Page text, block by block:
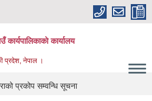
कार्यपालिकाकाे कार्यालय
प्रदेश, नेपाल ।
प्रकोप सम्वन्धि सूचना